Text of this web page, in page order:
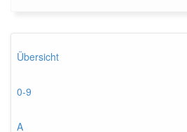
Übersicht
0-9
A